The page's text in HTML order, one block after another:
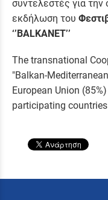
συντελεστές για
εκδήλωση του
‘’BALKANET’’
The transnational
"Balkan-
European Union
participating